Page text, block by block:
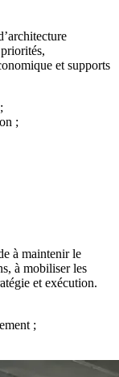
et supports
;
à maintenir le
à mobiliser les
et exécution.
;